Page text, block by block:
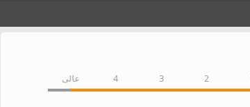
2
3
4 عالی